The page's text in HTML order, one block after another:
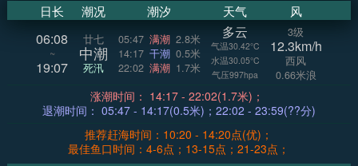
日长 潮况 潮汐 天气 风
06:08
~
19:07
廿七
中潮
死汛
05:47 满潮 2.8米
14:17 干潮 0.5米
22:02 满潮 1.7米
多云
气温30.42°C
水温30.05°C
气压997hpa
3级
12.3km/h
西风
0.66米浪
涨潮时间： 14:17 - 22:02(1.7米)；
退潮时间： 05:47 - 14:17(0.5米)；22:02 - 23:59(??分)
推荐赶海时间：10:20 - 14:20点(优)；
最佳鱼口时间：4-6点；13-15点；21-23点；